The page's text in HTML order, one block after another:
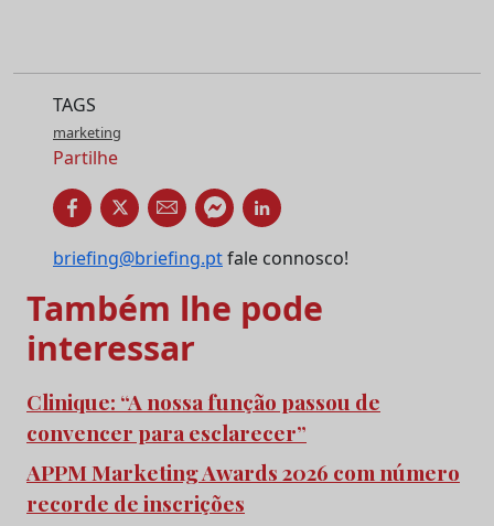
TAGS
marketing
Partilhe
briefing@briefing.ptfale connosco!
Também lhe pode
interessar
Clinique: “A nossa função passou de
convencer para esclarecer”
APPM Marketing Awards 2026 com número
recorde de inscrições